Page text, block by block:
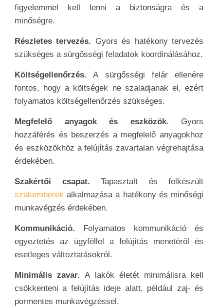
figyelemmel kell lenni a biztonságra és a
minőségre.
Részletes tervezés. Gyors és hatékony tervezés
szükséges a sürgősségi feladatok koordinálásához.
Költségellenőrzés. A sürgősségi felár ellenére
fontos, hogy a költségek ne szaladjanak el, ezért
folyamatos költségellenőrzés szükséges.
Megfelelő anyagok és eszközök. Gyors
hozzáférés és beszerzés a megfelelő anyagokhoz
és eszközökhöz a felújítás zavartalan végrehajtása
érdekében.
Szakértői csapat. Tapasztalt és felkészült
szakemberekalkalmazása a hatékony és minőségi
munkavégzés érdekében.
Kommunikáció. Folyamatos kommunikáció és
egyeztetés az ügyféllel a felújítás menetéről és
esetleges változtatásokról.
Minimális zavar.A lakók életét minimálisra kell
csökkenteni a felújítás ideje alatt, például zaj- és
pormentes munkavégzéssel.